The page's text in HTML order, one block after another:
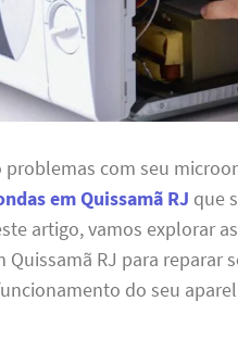
com seu
em Quissamã RJ que
artigo, vamos explorar
Quissamã RJ para reparar
do seu